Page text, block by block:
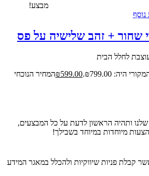
מבצע!
נוסף
שחור + זהב שלישיה על פס
היה: ₪799.00. ₪599.00
המחיר הנוכחי
ותהיה הראשון לדעת על כל המבצעים,
מיוחדות במיוחד בשבילך!
קבלת פניות שיווקיות ולהכלל במאגר המידע